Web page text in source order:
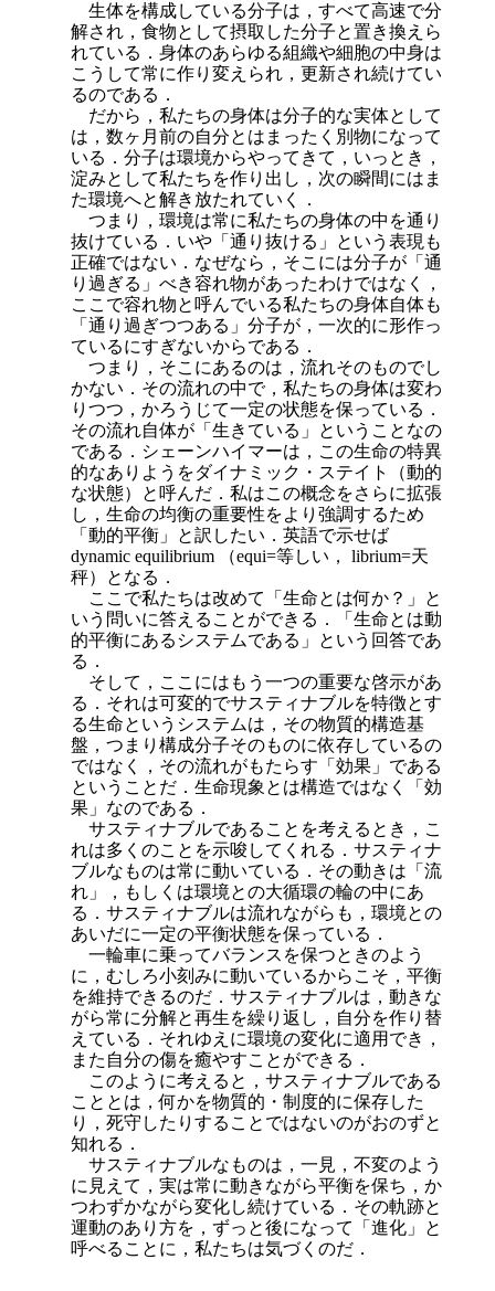
生体を構成している分子は，すべて高速で分
解され，食物として摂取した分子と置き換 えら
れている．身体のあらゆる組織や細胞の中身は
こうして常に作り変えられ，更新され続けてい
るのである．
だから，私たちの身体は分子的な実体として
は，数ヶ月前の自分とはまったく別物になって
いる．分子は環境からやってきて，いっとき，
淀みとして私たちを作り出し，次の瞬間にはま
た環境へと解き放たれていく．
つまり，環境は常に私たちの身体の中を通り
抜けている．いや「通り抜ける」という表現も
正確ではない．なぜなら，そこには分子が「通
り過ぎる」べき容れ物があったわけではなく，
ここで容れ物と呼んでいる私たちの身体自体も
「通り過ぎつつある」分子が，一次的に形作っ
ているにすぎないからである．
つまり，そこにあるのは，流れそのものでし
かない．その流れの中で，私たちの身体は変わ
りつつ，かろうじて一定の状態を保っている．
その流れ自体が「生きている」ということなの
である．シェーンハイマーは，この生命の特異
的なありようをダイナミック・ステイト（動的
な状態）と呼んだ．私はこの概念をさらに拡張
し，生命の均衡の重要性をより強調するため
「動的平衡」と訳したい．英語で示せば
dynamic equilibrium （equi=等しい，
librium=天
秤）となる．
ここで私たちは改めて「生命とは何か？」と
いう問いに答えることができる．「生命とは動
的平衡にあるシステムである」という回答であ
る．
そして，ここにはもう一つの重要な啓示があ
る．それは可変的でサスティナブルを特徴とす
る生命というシステムは，その物質的構造基
盤，つまり構成分子そのものに依存しているの
ではなく，その流れがもたらす「効果」である
ということだ．生命現象とは構造ではなく「効
果」なのである．
サスティナブルであることを考えるとき，こ
れは多くのことを示唆してくれる．サスティナ
ブルなものは常に動いている．その動きは「流
れ」，もしくは環境との大循環の輪の中にあ
る．サスティナブルは流れながらも，環境との
あいだに一定の平衡状態を保っている．
一輪車に乗ってバランスを保つときのよう
に，むしろ小刻みに動いているからこそ，平衡
を維持できるのだ．サスティナブルは，動きな
がら常に分解と再生を繰り返し，自分を作り替
えている．それゆえに環境の変化に適用でき，
また自分の傷を癒やすことができる．
このように考えると，サスティナブルである
こととは，何かを物質的・制度的に保存した
り，死守したりすることではないのがおのずと
知れる．
サスティナブルなものは，一見，不変のよう
に見えて，実は常に動きながら平衡を保ち，か
つわずかながら変化し続けている．その軌跡と
運動のあり方を，ずっと後になって「進化」と
呼べることに，私たちは気づくのだ．